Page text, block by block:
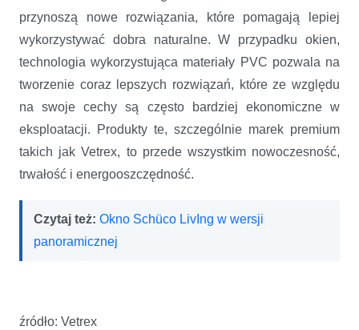
przynoszą nowe rozwiązania, które pomagają lepiej
wykorzystywać dobra naturalne. W przypadku okien,
technologia wykorzystująca materiały PVC pozwala na
tworzenie coraz lepszych rozwiązań, które ze względu
na swoje cechy są często bardziej ekonomiczne w
eksploatacji. Produkty te, szczególnie marek premium
takich jak Vetrex, to przede wszystkim nowoczesność,
trwałość i energooszczędność.
Czytaj też: Okno Schüco LivIng w wersji
panoramicznej
źródło: Vetrex